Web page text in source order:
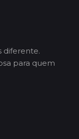
diferente.
para quem